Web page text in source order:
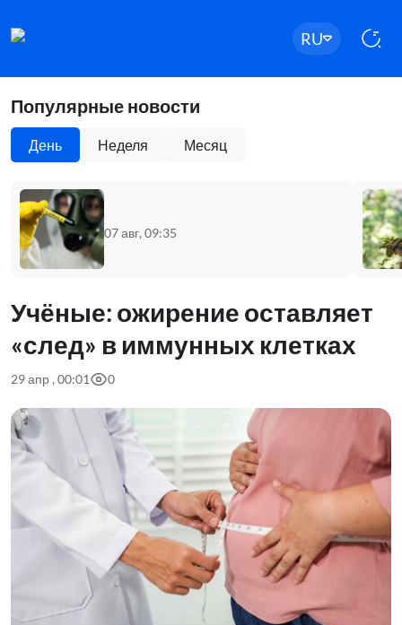
RU
Популярные новости
День Неделя Месяц
07 авг, 09:35
Учёные: ожирение оставляет
«след» в иммунных клетках
29 апр , 00:01 0